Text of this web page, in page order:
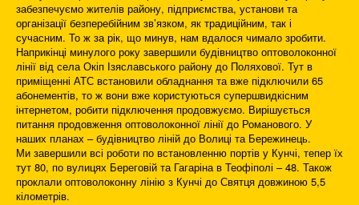
забезпечуємо жителів району, підприємства, установи та
організації безперебійним зв’язком, як традиційним, так і
сучасним. То ж за рік, що минув, нам вдалося чимало зробити.
Наприкінці минулого року завершили будівництво оптоволоконної
лінії від села Окіп Ізяславського району до Поляхової. Тут в
приміщенні АТС встановили обладнання та вже підключили 65
абонементів, то ж вони вже користуються супершвидкісним
інтернетом, робити підключення продовжуємо. Вирішується
питання продовження оптоволоконної лінії до Романового. У
наших планах – будівництво ліній до Волиці та Бережинець.
Ми завершили всі роботи по встановленню портів у Кунчі, тепер їх
тут 80, по вулицях Береговій та Гагаріна в Теофіполі – 48. Також
проклали оптоволоконну лінію з Кунчі до Святця довжиною 5,5
кілометрів.